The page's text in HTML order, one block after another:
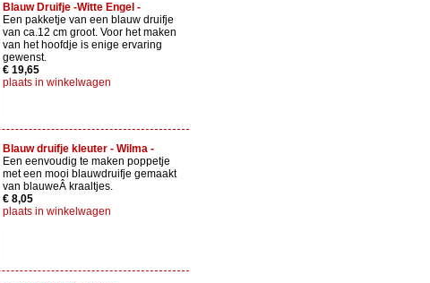
Blauw Druifje -Witte Engel -
Een pakketje van een blauw druifje
van ca.12 cm groot. Voor het maken
van het hoofdje is enige ervaring
gewenst.
€ 19,65
plaats in winkelwagen
Blauw druifje kleuter - Wilma -
Een eenvoudig te maken poppetje
met een mooi blauwdruifje gemaakt
van blauweÂ kraaltjes.
€ 8,05
plaats in winkelwagen